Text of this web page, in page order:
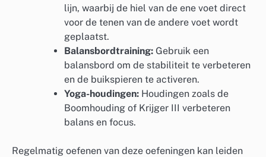
lijn, waarbij de hiel van de ene voet direct
voor de tenen van de andere voet wordt
geplaatst.
Balansbordtraining: Gebruik een
balansbord om de stabiliteit te verbeteren
en de buikspieren te activeren.
Yoga-houdingen: Houdingen zoals de
Boomhouding of Krijger III verbeteren
balans en focus.
Regelmatig oefenen van deze oefeningen kan leiden